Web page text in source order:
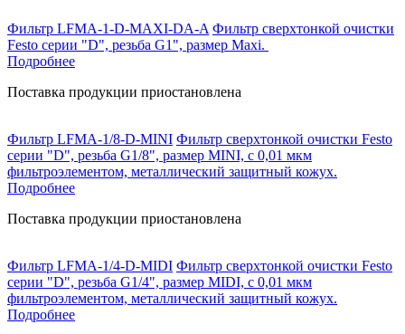
Фильтр LFMA-1-D-MAXI-DA-A Фильтр сверхтонкой очистки
Festo серии "D", резьба G1", размер Maxi.
Подробнее
Поставка продукции приостановлена
Фильтр LFMA-1/8-D-MINI Фильтр сверхтонкой очистки Festo
серии "D", резьба G1/8", размер MINI, с 0,01 мкм
фильтроэлементом, металлический защитный кожух.
Подробнее
Поставка продукции приостановлена
Фильтр LFMA-1/4-D-MIDI Фильтр сверхтонкой очистки Festo
серии "D", резьба G1/4", размер MIDI, с 0,01 мкм
фильтроэлементом, металлический защитный кожух.
Подробнее